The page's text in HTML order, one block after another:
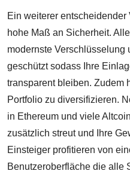
Ein weiterer
hohe Maß an Sicherheit.
modernste
geschützt sodass Ihre
transparent bleiben. Zudem
Portfolio zu diversifizieren.
in Ethereum und viele
zusätzlich streut und Ihre
Einsteiger profitieren von
Benutzeroberfläche die alle